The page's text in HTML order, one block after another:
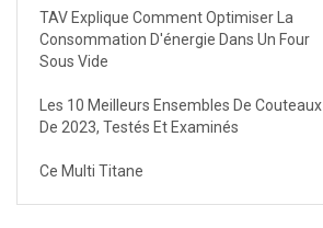
TAV Explique Comment Optimiser La
Consommation D'énergie Dans Un Four
Sous Vide
Les 10 Meilleurs Ensembles De Couteaux
De 2023, Testés Et Examinés
Ce Multi Titane